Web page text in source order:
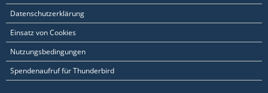
Datenschutzerklärung
Einsatz von Cookies
Nutzungsbedingungen
Spendenaufruf für Thunderbird